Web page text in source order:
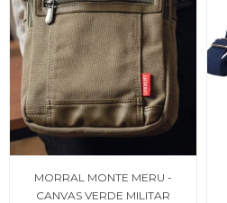
MORRAL MONTE MERU -
CANVAS VERDE MILITAR